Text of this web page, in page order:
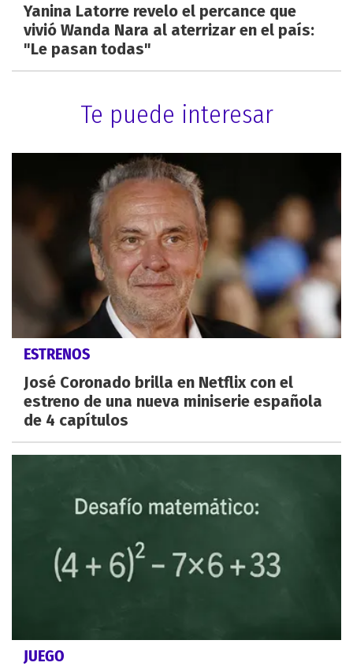
Yanina Latorre revelo el percance que
vivió Wanda Nara al aterrizar en el país:
"Le pasan todas"
Te puede interesar
ESTRENOS
José Coronado brilla en Netflix con el
estreno de una nueva miniserie española
de 4 capítulos
JUEGO